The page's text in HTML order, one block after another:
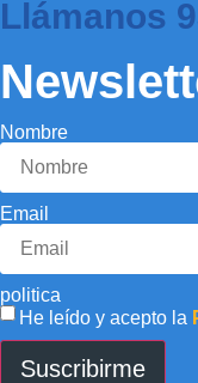
Llámanos
Nombre
Email
politica
He leído y acepto la
Suscribirme